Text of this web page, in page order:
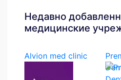
Недавно
медицинские
Alvion med clinic